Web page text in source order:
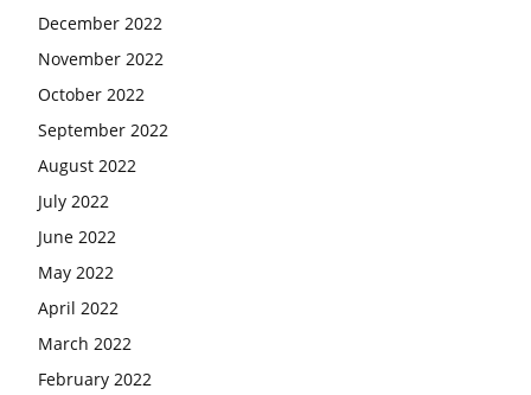
December 2022
November 2022
October 2022
September 2022
August 2022
July 2022
June 2022
May 2022
April 2022
March 2022
February 2022